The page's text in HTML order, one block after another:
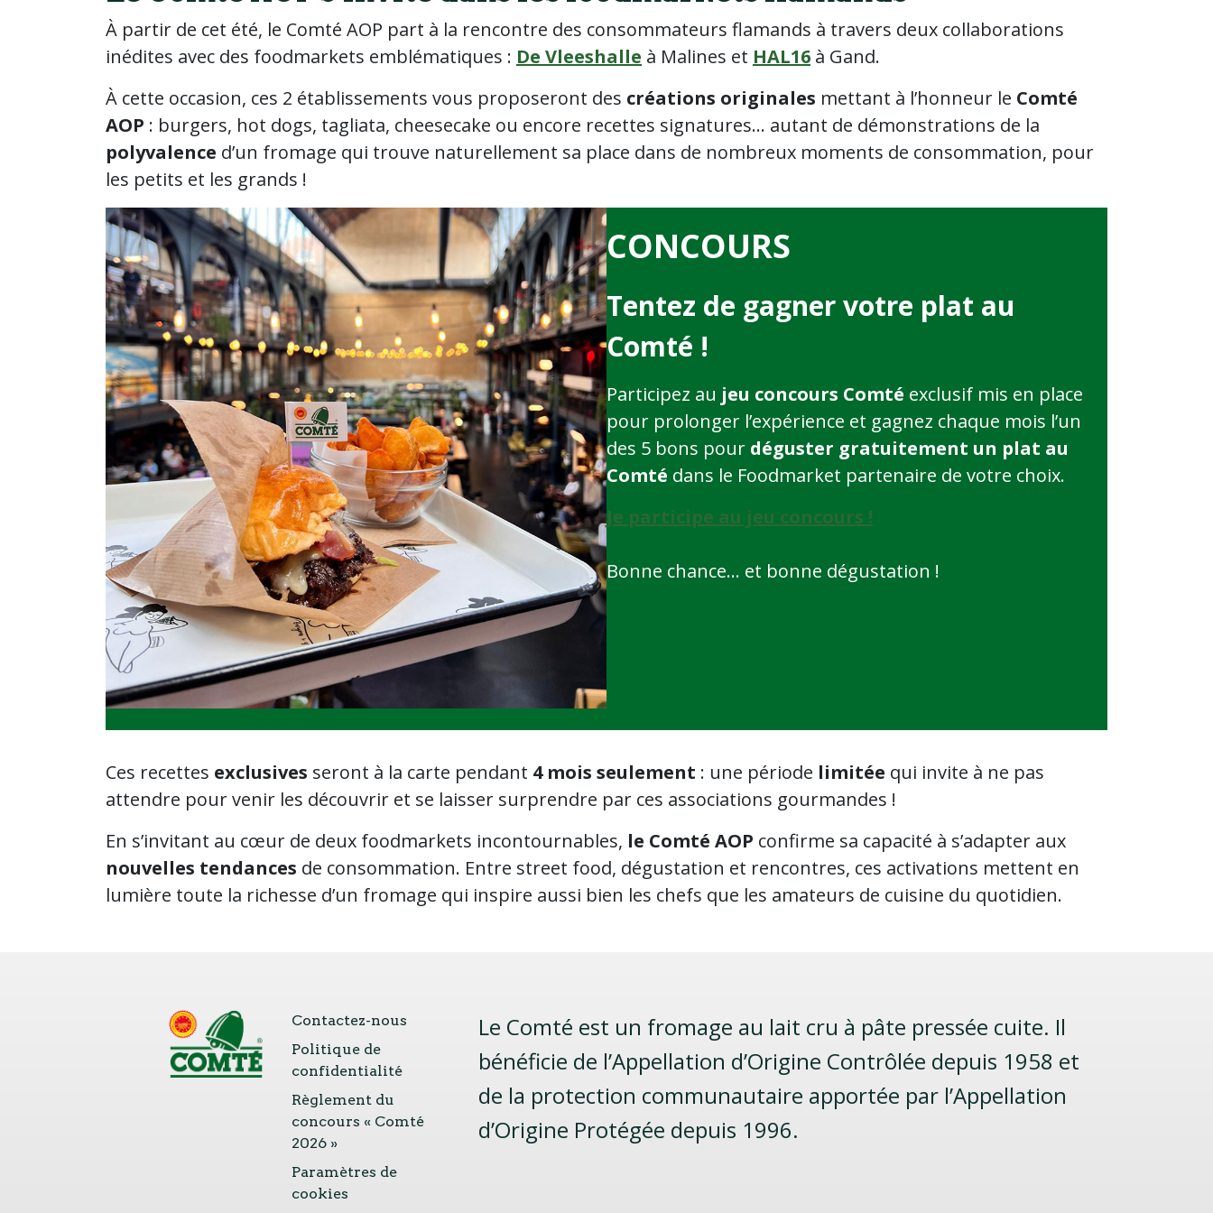
À partir de cet été, le Comté AOP part à la rencontre des consommateurs flamands à travers deux collaborations
inédites avec des foodmarkets emblématiques : De Vleeshalle à Malines et HAL16 à Gand.
À cette occasion, ces 2 établissements vous proposeront des créations originales mettant à l’honneur le Comté
AOP : burgers, hot dogs, tagliata, cheesecake ou encore recettes signatures… autant de démonstrations de la
polyvalence d’un fromage qui trouve naturellement sa place dans de nombreux moments de consommation, pour
les petits et les grands !
CONCOURS
Tentez de gagner votre plat au
Comté !
Participez au jeu concours Comté exclusif mis en place
pour prolonger l’expérience et gagnez chaque mois l’un
des 5 bons pour déguster gratuitement un plat au
Comté dans le Foodmarket partenaire de votre choix.
Je participe au jeu concours !
Bonne chance… et bonne dégustation !
Ces recettes exclusives seront à la carte pendant 4 mois seulement : une période limitée qui invite à ne pas
attendre pour venir les découvrir et se laisser surprendre par ces associations gourmandes !
En s’invitant au cœur de deux foodmarkets incontournables, le Comté AOP confirme sa capacité à s’adapter aux
nouvelles tendances de consommation. Entre street food, dégustation et rencontres, ces activations mettent en
lumière toute la richesse d’un fromage qui inspire aussi bien les chefs que les amateurs de cuisine du quotidien.
Contactez-nous
Politique de
confidentialité
Règlement du
concours « Comté
2026 »
Paramètres de
cookies
Le Comté est un fromage au lait cru à pâte pressée cuite. Il
bénéficie de l’Appellation d’Origine Contrôlée depuis 1958 et
de la protection communautaire apportée par l’Appellation
d’Origine Protégée depuis 1996.